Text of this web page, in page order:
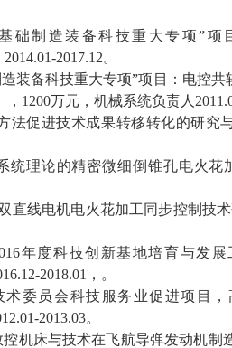
础制造装备科技重大专项”项
2014.01-2017.12。
装备科技重大专项”项目：电控共
， 1200万元，机械系统负责人
法促进技术成果转移转化的研究
统理论的精密微细倒锥孔电火花
直线电机电火花加工同步控制技
年度科技创新基地培育与发
2018.01 ，。
委员会科技服务业促进项目
2013.03。
控机床与技术在飞航导弹发动机